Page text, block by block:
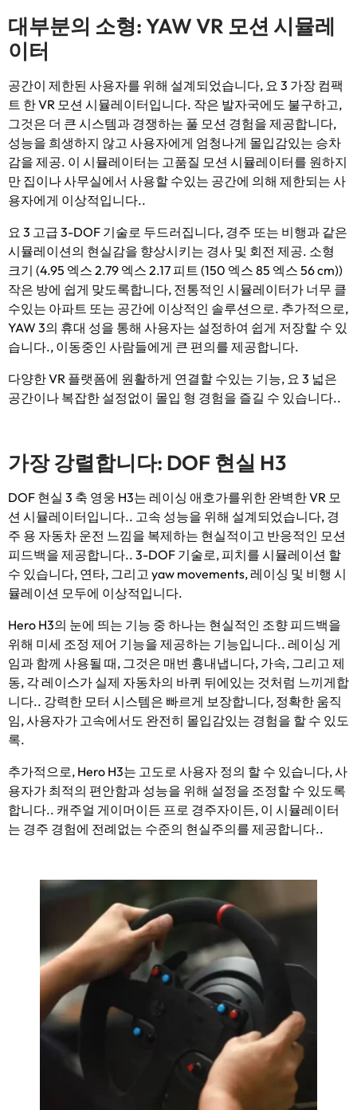
대부분의 소형: YAW VR 모션 시뮬레
이터
공간이 제한된 사용자를 위해 설계되었습니다, 요 3 가장 컴팩
트 한 VR 모션 시뮬레이터입니다. 작은 발자국에도 불구하고,
그것은 더 큰 시스템과 경쟁하는 풀 모션 경험을 제공합니다,
성능을 희생하지 않고 사용자에게 엄청나게 몰입감있는 승차
감을 제공. 이 시뮬레이터는 고품질 모션 시뮬레이터를 원하지
만 집이나 사무실에서 사용할 수있는 공간에 의해 제한되는 사
용자에게 이상적입니다..
요 3 고급 3-DOF 기술로 두드러집니다, 경주 또는 비행과 같은
시뮬레이션의 현실감을 향상시키는 경사 및 회전 제공. 소형
크기 (4.95 엑스 2.79 엑스 2.17 피트 (150 엑스 85 엑스 56 cm))
작은 방에 쉽게 맞도록합니다, 전통적인 시뮬레이터가 너무 클
수있는 아파트 또는 공간에 이상적인 솔루션으로. 추가적으로,
YAW 3의 휴대 성을 통해 사용자는 설정하여 쉽게 저장할 수 있
습니다., 이동중인 사람들에게 큰 편의를 제공합니다.
다양한 VR 플랫폼에 원활하게 연결할 수있는 기능, 요 3 넓은
공간이나 복잡한 설정없이 몰입 형 경험을 즐길 수 있습니다..
가장 강렬합니다: DOF 현실 H3
DOF 현실 3 축 영웅 H3는 레이싱 애호가를위한 완벽한 VR 모
션 시뮬레이터입니다.. 고속 성능을 위해 설계되었습니다, 경
주 용 자동차 운전 느낌을 복제하는 현실적이고 반응적인 모션
피드백을 제공합니다.. 3-DOF 기술로, 피치를 시뮬레이션 할
수 있습니다, 연타, 그리고 yaw movements, 레이싱 및 비행 시
뮬레이션 모두에 이상적입니다.
Hero H3의 눈에 띄는 기능 중 하나는 현실적인 조향 피드백을
위해 미세 조정 제어 기능을 제공하는 기능입니다.. 레이싱 게
임과 함께 사용될 때, 그것은 매번 흉내냅니다, 가속, 그리고 제
동, 각 레이스가 실제 자동차의 바퀴 뒤에있는 것처럼 느끼게합
니다.. 강력한 모터 시스템은 빠르게 보장합니다, 정확한 움직
임, 사용자가 고속에서도 완전히 몰입감있는 경험을 할 수 있도
록.
추가적으로, Hero H3는 고도로 사용자 정의 할 수 있습니다, 사
용자가 최적의 편안함과 성능을 위해 설정을 조정할 수 있도록
합니다.. 캐주얼 게이머이든 프로 경주자이든, 이 시뮬레이터
는 경주 경험에 전례없는 수준의 현실주의를 제공합니다..